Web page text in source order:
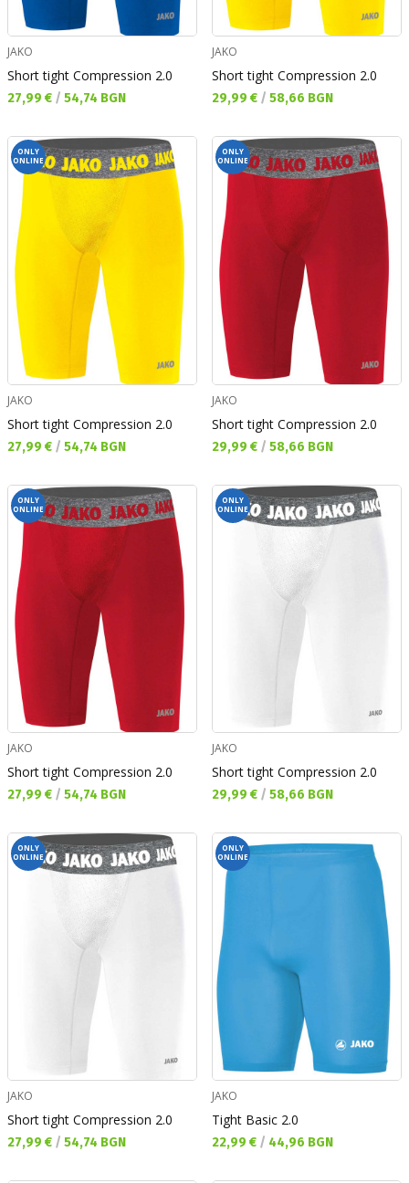
JAKO
Short tight Compression 2.0
Текуща цена:
27,99 € / 54,74 BGN
JAKO
Short tight Compression 2.0
Текуща цена:
29,99 € / 58,66 BGN
ONLY
ONLINE
JAKO
Short tight Compression 2.0
Текуща цена:
27,99 € / 54,74 BGN
ONLY
ONLINE
JAKO
Short tight Compression 2.0
Текуща цена:
29,99 € / 58,66 BGN
ONLY
ONLINE
JAKO
Short tight Compression 2.0
Текуща цена:
27,99 € / 54,74 BGN
ONLY
ONLINE
JAKO
Short tight Compression 2.0
Текуща цена:
29,99 € / 58,66 BGN
ONLY
ONLINE
JAKO
Short tight Compression 2.0
Текуща цена:
27,99 € / 54,74 BGN
ONLY
ONLINE
JAKO
Tight Basic 2.0
Текуща цена:
22,99 € / 44,96 BGN